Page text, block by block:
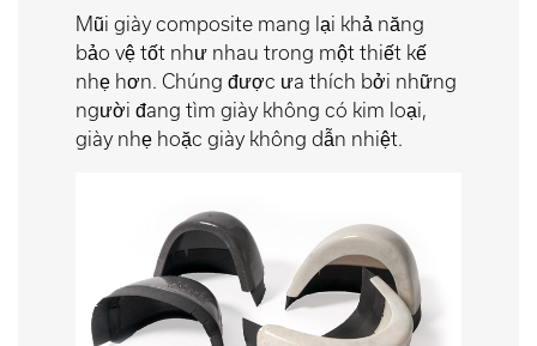
Mũi giày composite mang lại khả năng
bảo vệ tốt như nhau trong một thiết kế
nhẹ hơn. Chúng được ưa thích bởi những
người đang tìm giày không có kim loại,
giày nhẹ hoặc giày không dẫn nhiệt.